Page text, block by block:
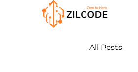
All Posts